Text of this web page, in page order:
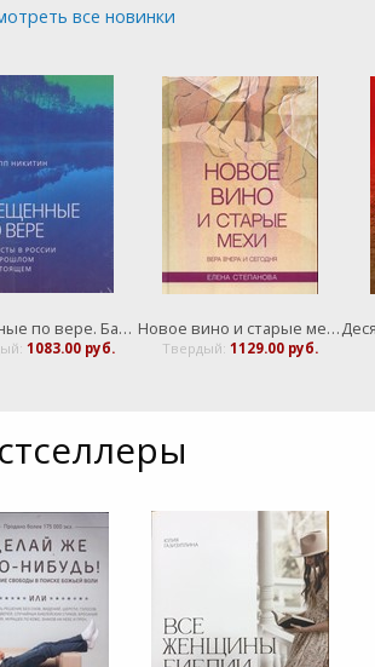
все новинки
Крещенные по вере. Баптисты в России. В ее прошлом и настоящем
1083.00 руб.
Новое вино и старые мехи. Вера вчера и сегодня.
Твердый: 1129.00 руб.